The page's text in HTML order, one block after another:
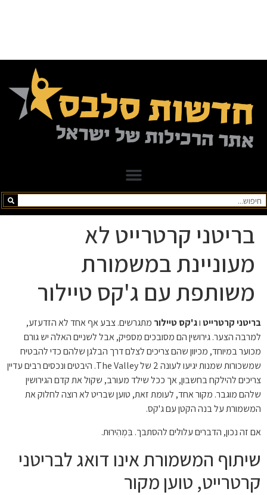
בריטני קרטרייט לא
מעוניינת במשמורת
משותפת עם ג'קס טיילור
בריטני קרטרייט וג'קס טיילור מתגרשים. צבע אף אחד לא הזדעזע,
למרבה הצער. גירושין הם מסובכים מספיק, אבל לשניים האלה יש גורם
מכוער במיוחד, מכיוון שהם צריכים לצלם דרך הבלגן שלהם כדי להבטיח
שמשכורות שמנות יגיעו לעונה 2 של The Valley. היבטים ונכסים רבים עדיין
צריכים להילקח בחשבון, אך ככל שילד מעורב, שקול את קדם הגירושין
שלהם מוגבר. מקור אחד, לעומת זאת, טוען שבריט לא רוצה לחלוק את
המשמורת על בנה הקטן עם ג'קס.
אם זה נכון, הדברים עלולים להסתבך. בִּמְהִירוּת.
שיתוף המשמורת אינו דואג לבריטני
קרטרייט, טוען מקור